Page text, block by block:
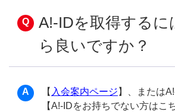
A!-IDを取得するに
ら良いですか？
【 入会案内ページ 】、または
【A!-IDをお持ちでない方はこ